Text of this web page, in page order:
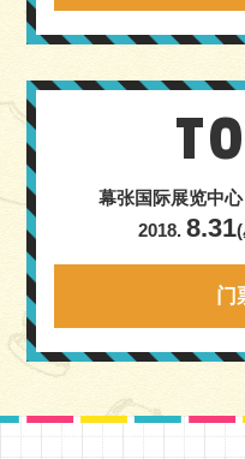
幕张国际展览中心
2018. 8.31
门